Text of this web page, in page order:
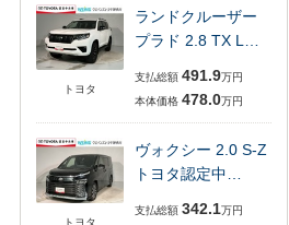
トヨタ
ランドクルーザー
プラド 2.8 TX L…
支払総額 491.9万円
本体価格 478.0万円
トヨタ
ヴォクシー 2.0 S-Z
トヨタ認定中…
支払総額 342.1万円